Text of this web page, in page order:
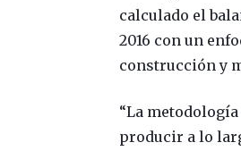
calculado el
2016 con un
construcción y
“La
producir a lo